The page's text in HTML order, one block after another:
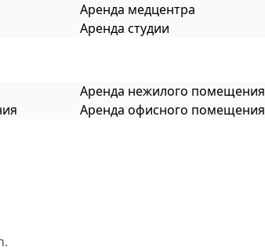
Аренда медцентра
Аренда студии
Аренда нежилого помещения
Аренда офисного помещения